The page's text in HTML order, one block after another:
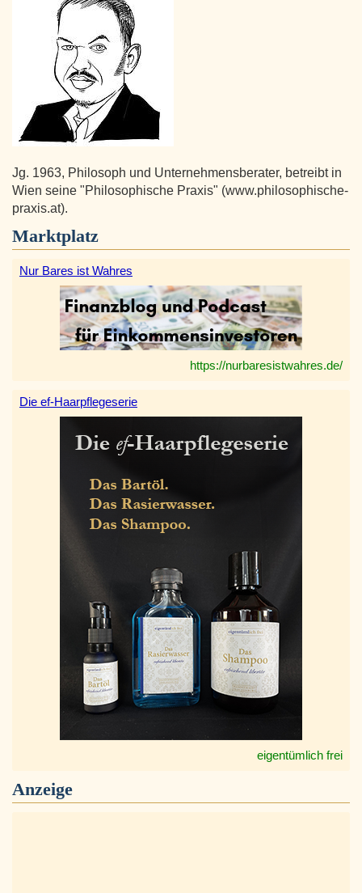
Jg. 1963, Philosoph und Unternehmensberater, betreibt in
Wien seine "Philosophische Praxis" (www.philosophische-
praxis.at).
Marktplatz
Nur Bares ist Wahres
https://nurbaresistwahres.de/
Die ef-Haarpflegeserie
eigentümlich frei
Anzeige